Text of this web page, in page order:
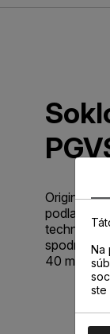
Originálna
podlahy.
spodnej
40 mm.
Na
ste